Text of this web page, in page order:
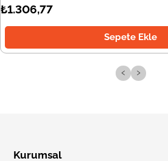
₺1.306,77
Sepete Ekle
‹ ›
Kurumsal